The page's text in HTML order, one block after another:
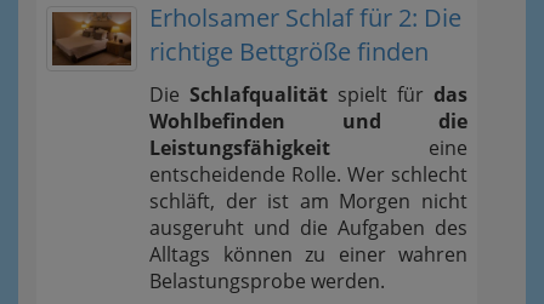
Erholsamer Schlaf für 2: Die
richtige Bettgröße finden
Die Schlafqualität spielt für das
Wohlbefinden und die
Leistungsfähigkeit eine
entscheidende Rolle. Wer schlecht
schläft, der ist am Morgen nicht
ausgeruht und die Aufgaben des
Alltags können zu einer wahren
Belastungsprobe werden.